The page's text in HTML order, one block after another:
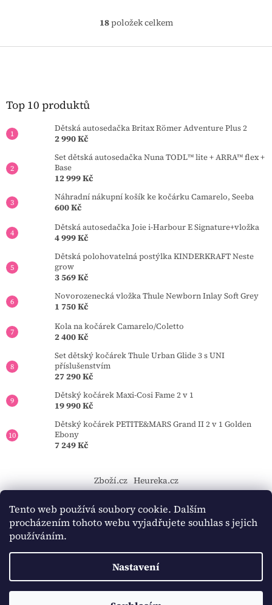
Tento web používá soubory cookie. Dalším
procházením tohoto webu vyjadřujete souhlas s jejich
používáním.
Nastavení
a známku 2,1. Od 15 měsíců -
druhu.
O
l
r
k
ý
p
s
18položek celkem
Z
Top 10 produktů
Dětská autosedačka Britax Römer Adventure Plus 2
2 990 Kč
Set dětská autosedačka Nuna TODL™ lite + ARRA™ flex +
Base
12 999 Kč
Náhradní nákupní košík ke kočárku Camarelo, Seeba
600 Kč
Dětská autosedačka Joie i-Harbour E Signature+vložka
4 999 Kč
Dětská polohovatelná postýlka KINDERKRAFT Neste
grow
3 569 Kč
Novorozenecká vložka Thule Newborn Inlay Soft Grey
1 750 Kč
Kola na kočárek Camarelo/Coletto
2 400 Kč
Set dětský kočárek Thule Urban Glide 3 s UNI
příslušenstvím
27 290 Kč
Dětský kočárek Maxi-Cosi Fame 2 v 1
19 990 Kč
Dětský kočárek PETITE&MARS Grand II 2 v 1 Golden
Ebony
7 249 Kč
Zboží.cz Heureka.cz
https://tourmkr.com/F1eycVcPEw
Copyright 2026BAMBINO-KOCARKY.cz. Všechna práva